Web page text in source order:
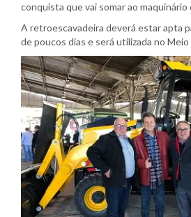
conquista que vai somar ao maquinário
A retroescavadeira deverá estar apta
de poucos dias e será utilizada no Meio